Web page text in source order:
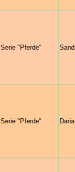
Serie "Pferde"
Serie "Pferde"